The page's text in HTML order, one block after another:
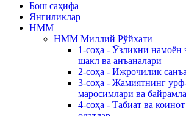
Бош саҳифа
Янгиликлар
НММ
НММ Миллий Рўйхати
1-соҳа - Ўзликни намоён
шакл ва анъаналари
2-соҳа - Ижрочилик
3-соҳа - Жамиятнинг
маросимлари ва
4-соҳа - Табиат ва